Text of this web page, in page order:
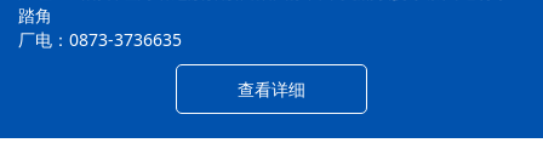
踏角
厂电：0873-3736635
查看详细